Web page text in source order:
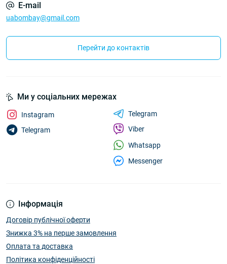
E-mail
uabombay@gmail.com
Перейти до контактів
Інформація
Договір публічної оферти
Знижка 3% на перше замовлення
Оплата та доставка
Політика конфіденційності
Ми у соціальних мережах
Instagram
Telegram
Telegram
Viber
Whatsapp
Messenger